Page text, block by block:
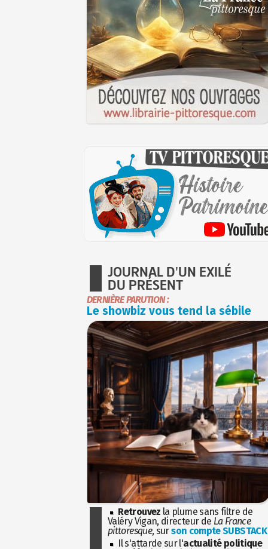
JOURNAL D'UN EXILÉ
DU PRÉSENT
DERNIÈRE PARUTION :
Le showbiz vous tend la sébile
Retrouvez la plume sans filtre de
Valéry Vigan, directeur de La France
pittoresque, surson compte SUBSTACK
Il s'attarde sur l'actualité politique